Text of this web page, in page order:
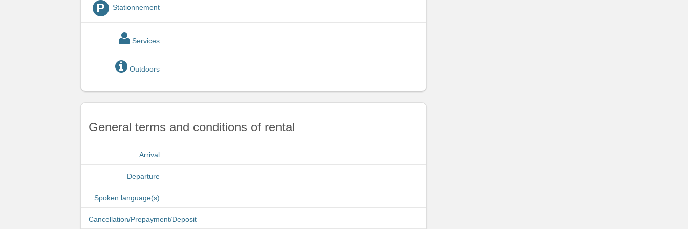
P Stationnement
Services
Outdoors
General terms and conditions of rental
Arrival
Departure
Spoken language(s)
Cancellation/Prepayment/Deposit